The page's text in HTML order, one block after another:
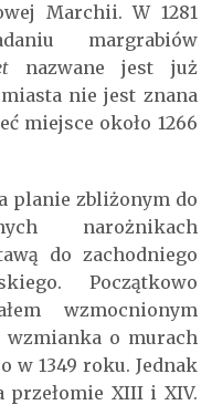
Marchii. W 1281
margrabiów
nazwane jest już
nie jest znana
miejsce około 1266
planie zbliżonym do
narożnikach
do zachodniego
Początkowo
wzmocnionym
wzmianka o murach
w 1349 roku. Jednak
przełomie XIII i XIV.